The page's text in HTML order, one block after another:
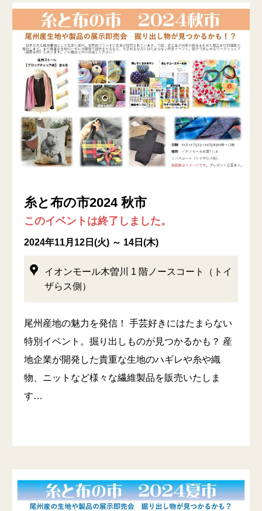
糸と布の市2024 秋市
このイベントは終了しました。
2024年11月12日(火) ～ 14日(木)
イオンモール木曽川 1 階ノースコート（トイ
ザらス側）
尾州産地の魅力を発信！ 手芸好きにはたまらない
特別イベント。掘り出しものが見つかるかも？ 産
地企業が開発した貴重な生地のハギレや糸や織
物、ニットなど様々な繊維製品を販売いたしま
す…